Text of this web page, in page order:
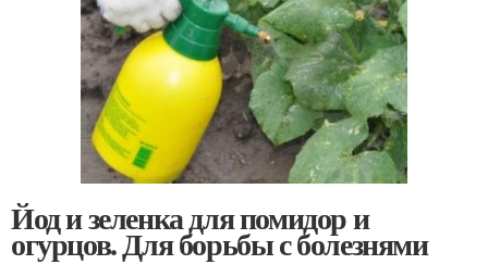
Йод и зеленка для помидор и
огурцов. Для борьбы с болезнями